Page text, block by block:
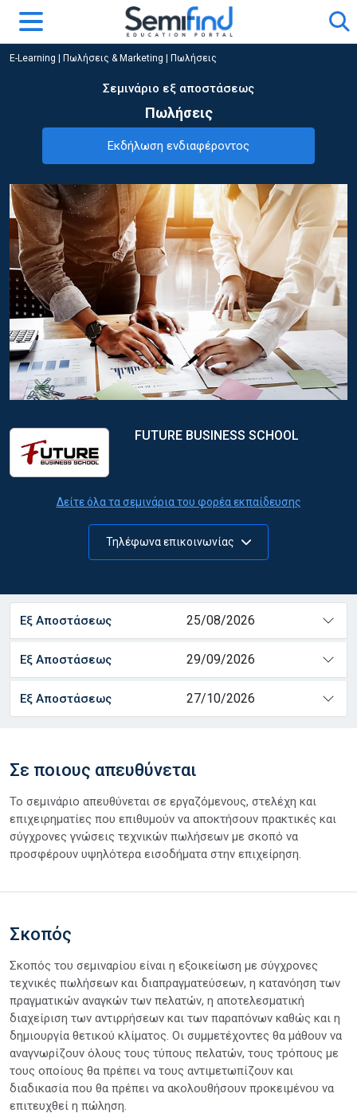
E-Learning Πωλήσεις & Marketing Πωλήσεις
Σεμινάριο εξ αποστάσεως
Πωλήσεις
Εκδήλωση ενδιαφέροντος
FUTURE BUSINESS SCHOOL
Δείτε όλα τα σεμινάρια του φορέα εκπαίδευσης
Τηλέφωνα επικοινωνίας
Εξ Αποστάσεως 25/08/2026
Εξ Αποστάσεως 29/09/2026
Εξ Αποστάσεως 27/10/2026
Σε ποιους απευθύνεται
Το σεμινάριο απευθύνεται σε εργαζόμενους, στελέχη και
επιχειρηματίες που επιθυμούν να αποκτήσουν πρακτικές και
σύγχρονες γνώσεις τεχνικών πωλήσεων με σκοπό να
προσφέρουν υψηλότερα εισοδήματα στην επιχείρηση.
Σκοπός
Σκοπός του σεμιναρίου είναι η εξοικείωση με σύγχρονες
τεχνικές πωλήσεων και διαπραγματεύσεων, η κατανόηση των
πραγματικών αναγκών των πελατών, η αποτελεσματική
διαχείριση των αντιρρήσεων και των παραπόνων καθώς και η
δημιουργία θετικού κλίματος. Οι συμμετέχοντες θα μάθουν να
αναγνωρίζουν όλους τους τύπους πελατών, τους τρόπους με
τους οποίους θα πρέπει να τους αντιμετωπίζουν και
διαδικασία που θα πρέπει να ακολουθήσουν προκειμένου να
επιτευχθεί η πώληση.